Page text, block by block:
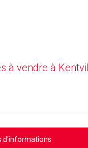
à vendre à
d'informations